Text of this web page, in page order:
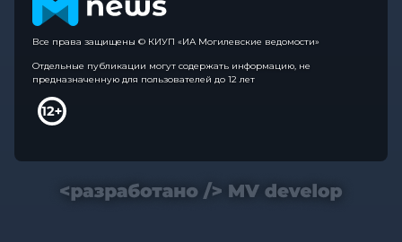
Все права защищены © КИУП «ИА Могилевские ведомости»
Отдельные публикации могут содержать информацию, не
предназначенную для пользователей до 12 лет